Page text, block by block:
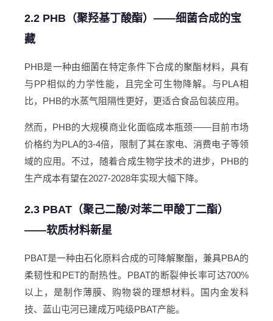
2.2 PHB（聚羟基丁酸酯）——细菌合成的宝
藏
PHB是一种由细菌在特定条件下合成的聚酯材料，具有
与PP相似的力学性能，且完全可生物降解。与PLA相
比，PHB的水蒸气阻隔性更好，更适合食品包装应用。
然而，PHB的大规模商业化面临成本瓶颈——目前市场
价格约为PLA的3-4倍，限制了其在家电、消费电子等领
域的应用。不过，随着合成生物学技术的进步，PHB的
生产成本有望在2027-2028年实现大幅下降。
2.3 PBAT（聚己二酸/对苯二甲酸丁二酯）
——软质材料新星
PBAT是一种由石化原料合成的可降解聚酯，兼具PBA的
柔韧性和PET的耐热性。PBAT的断裂伸长率可达700%
以上，是制作薄膜、购物袋的理想材料。国内金发科
技、蓝山屯河已建成万吨级PBAT产能。